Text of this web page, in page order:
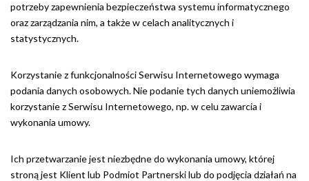
potrzeby zapewnienia bezpieczeństwa systemu informatycznego
oraz zarządzania nim, a także w celach analitycznych i
statystycznych.
Korzystanie z funkcjonalności Serwisu Internetowego wymaga
podania danych osobowych. Nie podanie tych danych uniemożliwia
korzystanie z Serwisu Internetowego, np. w celu zawarcia i
wykonania umowy.
Ich przetwarzanie jest niezbędne do wykonania umowy, której
stroną jest Klient lub Podmiot Partnerski lub do podjęcia działań na